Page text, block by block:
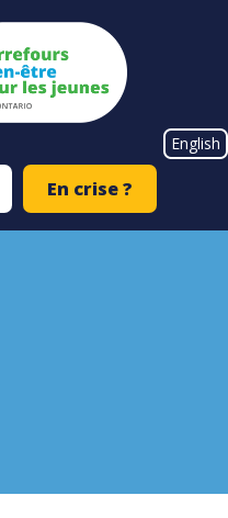
English
En crise ?